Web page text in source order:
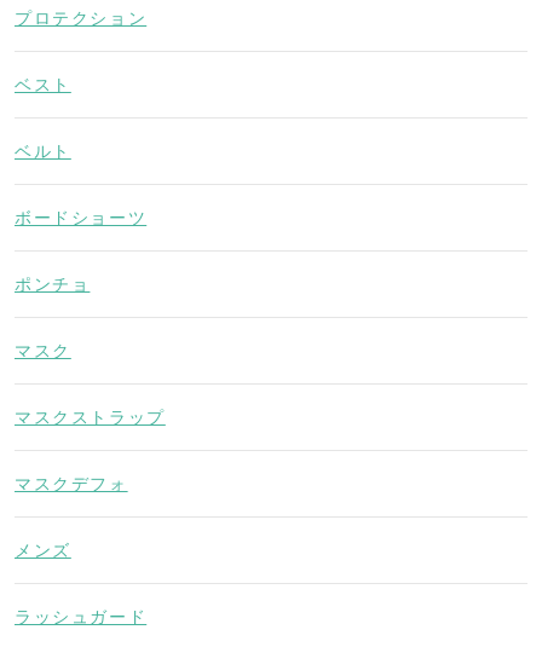
プロテクション
ベスト
ベルト
ボードショーツ
ポンチョ
マスク
マスクストラップ
マスクデフォ
メンズ
ラッシュガード